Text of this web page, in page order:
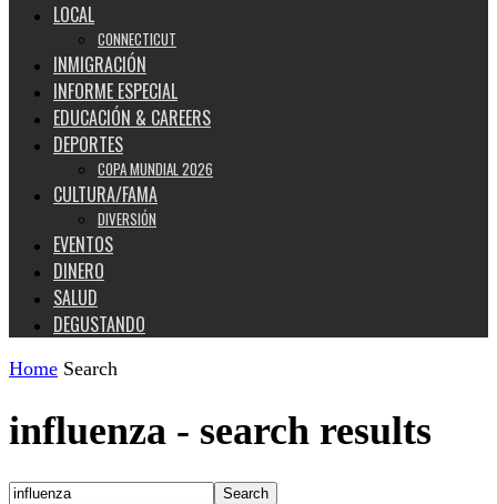
LOCAL
CONNECTICUT
INMIGRACIÓN
INFORME ESPECIAL
EDUCACIÓN & CAREERS
DEPORTES
COPA MUNDIAL 2026
CULTURA/FAMA
DIVERSIÓN
EVENTOS
DINERO
SALUD
DEGUSTANDO
Home Search
influenza - search results